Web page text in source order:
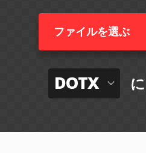
ファイルを選ぶ
DOTX に